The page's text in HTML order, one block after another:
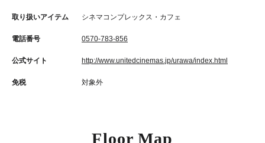
取り扱いアイテム シネマコンプレックス・カフェ
電話番号 0570-783-856
公式サイト http://www.unitedcinemas.jp/urawa/index.html
免税 対象外
Floor Map